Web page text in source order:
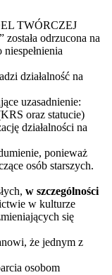
TWÓRCZEJ
odrzucona na
działalność na
uzasadnienie:
oraz statucie)
działalności na
ponieważ
osób starszych.
w szczególności
w kulturze
się
że jednym z
osobom